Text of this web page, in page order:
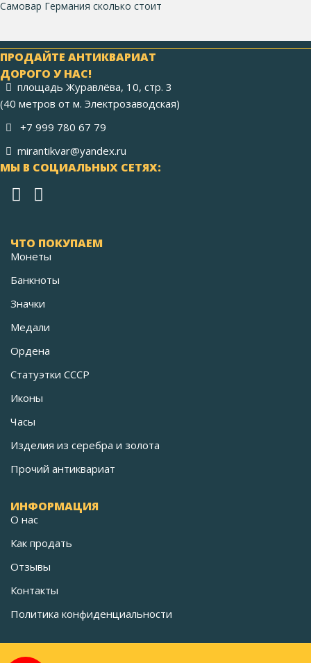
Самовар Германия сколько стоит
ПРОДАЙТЕ АНТИКВАРИАТ
ДОРОГО У НАС!
площадь Журавлёва, 10, стр. 3
(40 метров от м. Электрозаводская)
+7 999 780 67 79
mirantikvar@yandex.ru
МЫ В СОЦИАЛЬНЫХ СЕТЯХ:
ЧТО ПОКУПАЕМ
Монеты
Банкноты
Значки
Медали
Ордена
Статуэтки СССР
Иконы
Часы
Изделия из серебра и золота
Прочий антиквариат
ИНФОРМАЦИЯ
О нас
Как продать
Отзывы
Контакты
Политика конфиденциальности